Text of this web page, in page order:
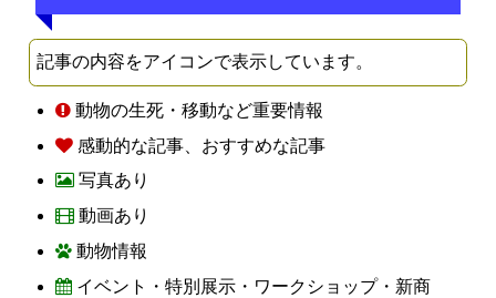
記事の内容をアイコンで表示しています。
動物の生死・移動など重要情報
感動的な記事、おすすめな記事
写真あり
動画あり
動物情報
イベント・特別展示・ワークショップ・新商